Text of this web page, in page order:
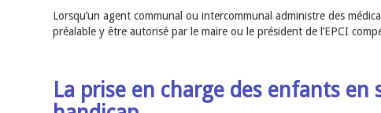
Lorsqu’un agent communal ou intercommunal administre des
préalable y être autorisé par le maire ou le président de l’EPCI
La prise en charge des enfants